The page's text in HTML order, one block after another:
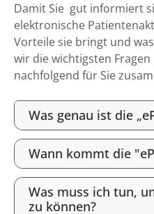
Damit Sie gut informiert
elektronische
Vorteile sie bringt und
wir die wichtigsten
nachfolgend für Sie
Was genau ist die
Wann kommt die
Was muss ich tun,
zu können?